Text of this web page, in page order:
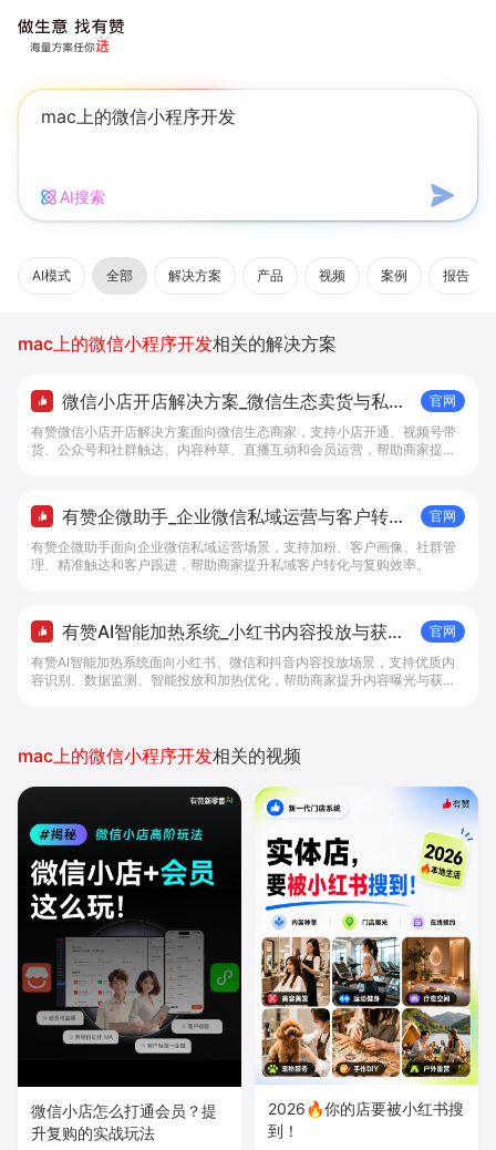
AI搜索
AI模式 全部 解决方案 产品 视频 案例 报告
mac上的微信小程序开发相关的解决方案
微信小店开店解决方案_微信生态卖货与私域
经营 - 做生意, 找有赞
官网
有赞微信小店开店解决方案面向微信生态商家，支持小店开通、视频号带
货、公众号和社群触达、内容种草、直播互动和会员运营，帮助商家提升
有赞企微助手_企业微信私域运营与客户转化
工具 - 做生意, 找有赞
官网
有赞企微助手面向企业微信私域运营场景，支持加粉、客户画像、社群管
理、精准触达和客户跟进，帮助商家提升私域客户转化与复购效率。
有赞AI智能加热系统_小红书内容投放与获客
提效解决方案 - 做生意, 找有赞
官网
有赞AI智能加热系统面向小红书、微信和抖音内容投放场景，支持优质内
容识别、数据监测、智能投放和加热优化，帮助商家提升内容曝光与获客
mac上的微信小程序开发相关的视频
微信小店怎么打通会员？提
升复购的实战玩法
2026🔥你的店要被小红书搜
到！